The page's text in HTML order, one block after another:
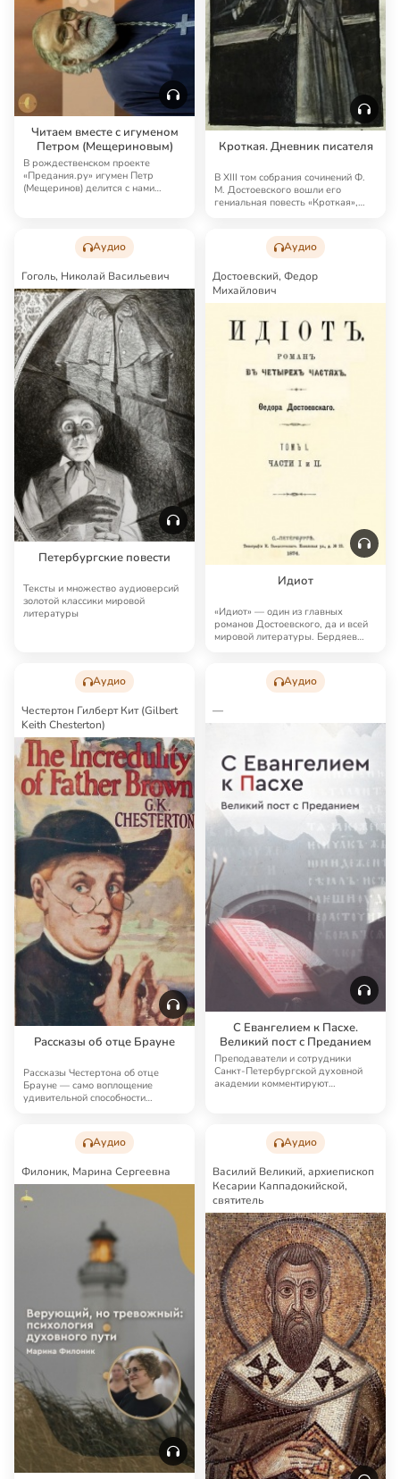
Читаем вместе с игуменом
Петром (Мещериновым)
В рождественском проекте
«Предания.ру» игумен Петр
(Мещеринов) делится с нами
Кроткая. Дневник писателя
В XIII том собрания сочинений Ф.
М. Достоевского вошли его
гениальная повесть «Кроткая»,
Аудио
Гоголь, Николай Васильевич
Петербургские повести
Тексты и множество аудиоверсий
золотой классики мировой
литературы
Аудио
Достоевский, Федор
Михайлович
Идиот
«Идиот» — один из главных
романов Достоевского, да и всей
мировой литературы. Бердяев
Аудио
Честертон Гилберт Кит (Gilbert
Keith Chesterton)
Рассказы об отце Брауне
Рассказы Честертона об отце
Брауне — само воплощение
удивительной способности
Аудио
—
С Евангелием к Пасхе.
Великий пост с Преданием
Преподаватели и сотрудники
Санкт-Петербургской духовной
академии комментируют
Аудио
Филоник, Марина Сергеевна
Аудио
Василий Великий, архиепископ
Кесарии Каппадокийской,
святитель